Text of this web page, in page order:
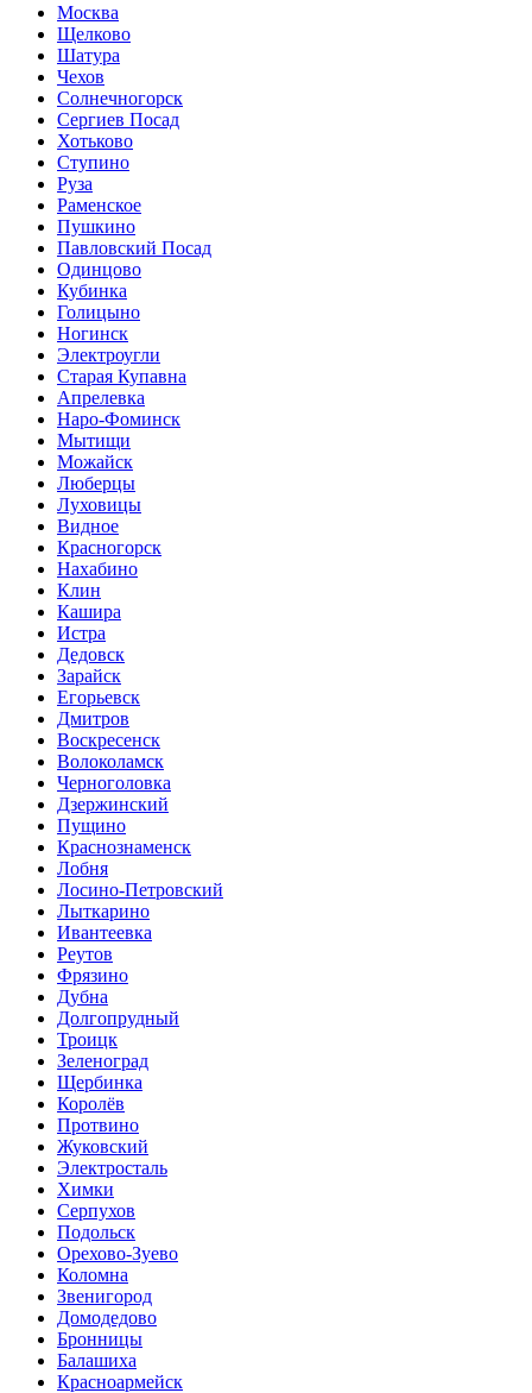
Москва
Щелково
Шатура
Чехов
Солнечногорск
Сергиев Посад
Хотьково
Ступино
Руза
Раменское
Пушкино
Павловский Посад
Одинцово
Кубинка
Голицыно
Ногинск
Электроугли
Старая Купавна
Апрелевка
Наро-Фоминск
Мытищи
Можайск
Люберцы
Луховицы
Видное
Красногорск
Нахабино
Клин
Кашира
Истра
Дедовск
Зарайск
Егорьевск
Дмитров
Воскресенск
Волоколамск
Черноголовка
Дзержинский
Пущино
Краснознаменск
Лобня
Лосино-Петровский
Лыткарино
Ивантеевка
Реутов
Фрязино
Дубна
Долгопрудный
Троицк
Зеленоград
Щербинка
Королёв
Протвино
Жуковский
Электросталь
Химки
Серпухов
Подольск
Орехово-Зуево
Коломна
Звенигород
Домодедово
Бронницы
Балашиха
Красноармейск